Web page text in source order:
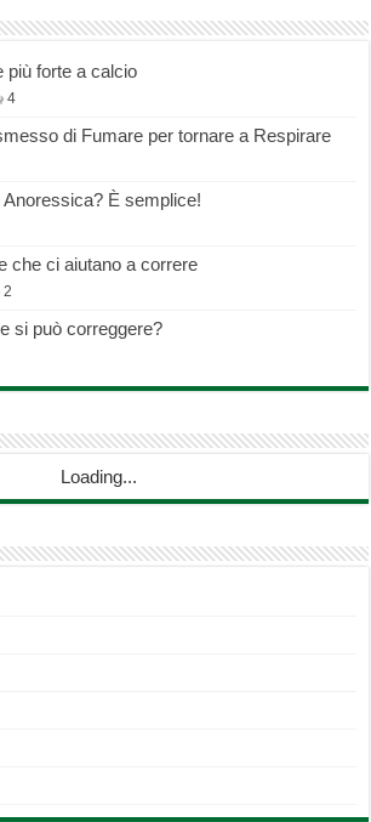
più forte a calcio
4
di Fumare per tornare a Respirare
È semplice!
che ci aiutano a correre
2
si può correggere?
Loading...